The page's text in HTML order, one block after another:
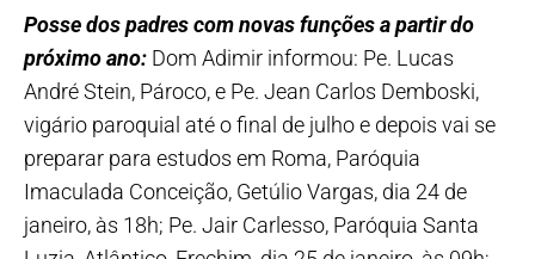
Posse dos padres com novas funções a partir do
próximo ano: Dom Adimir informou: Pe. Lucas
André Stein, Pároco, e Pe. Jean Carlos Demboski,
vigário paroquial até o final de julho e depois vai se
preparar para estudos em Roma, Paróquia
Imaculada Conceição, Getúlio Vargas, dia 24 de
janeiro, às 18h; Pe. Jair Carlesso, Paróquia Santa